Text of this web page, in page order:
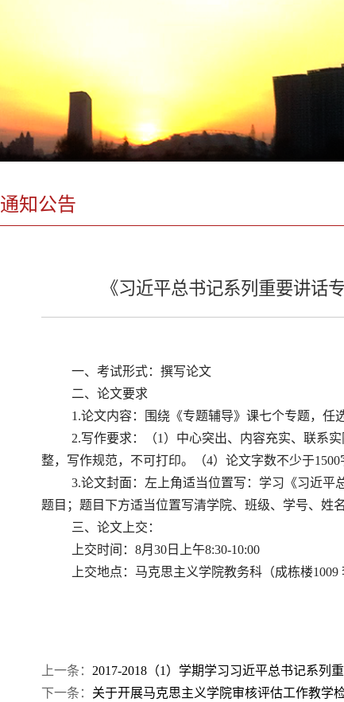
通知公告
《习近平总书记系列重要讲话
一、考试形式：撰写论文
二、论文要求
1.论文内容：围绕《专题辅导》课七个专题，任
2.写作要求：（1）中心突出、内容充实、联系
整，写作规范，不可打印。（4）论文字数不少于1500
3.论文封面：左上角适当位置写：学习《习近平
题目；题目下方适当位置写清学院、班级、学号、姓名
三、论文上交：
上交时间： 8月30日上午8:30-10:00
上交地点：马克思主义学院教务科（成栋楼1009
上一条： 2017-2018（1）学期学习习近平总书记系列
下一条： 关于开展马克思主义学院审核评估工作教学